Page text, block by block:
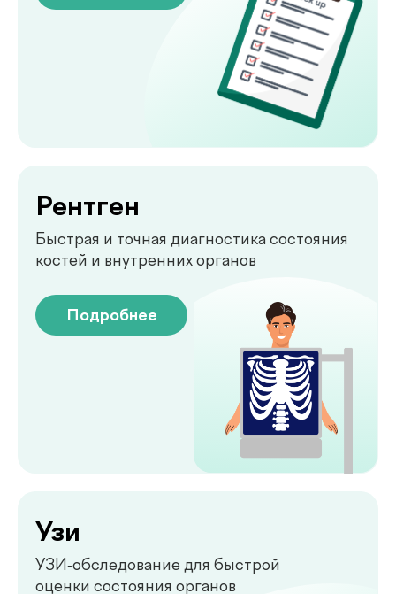
Укрепление мышц тазового
Обследование печени
на аппарате FibroScan
Подробнее
Подробнее
Подробнее